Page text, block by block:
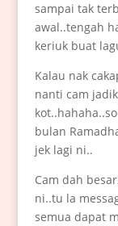
sampai tak
awal..tengah
keriuk buat
Kalau nak
nanti cam
bulan
jek lagi ni..
Cam dah
ni..tu la
semua dapat